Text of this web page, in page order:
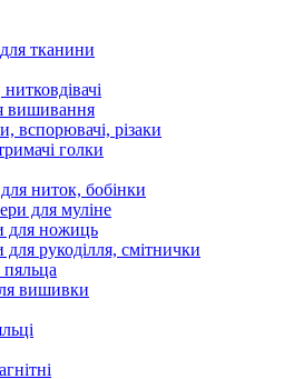
тканини
вишивання
вспорювачі, різаки
голки
ниток, бобінки
для муліне
для ножиць
рукоділля, смітнички
вишивки